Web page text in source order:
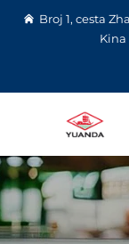
Broj 1, cesta
Kina